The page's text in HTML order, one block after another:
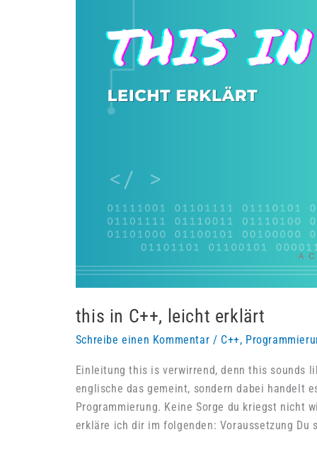
this in C++, leicht erklärt
Schreibe einen Kommentar / C++,
Einleitung this is verwirrend, denn this sounds
englische das gemeint, sondern dabei handelt
Programmierung. Keine Sorge du kriegst nicht
erkläre ich dir im folgenden: Voraussetzung Du